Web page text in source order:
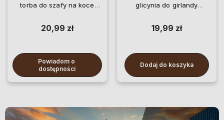
torba do szafy na koce
20,99 zł
Powiadom o
dostępności
glicynia do girlandy
19,99 zł
Dodaj do koszyka